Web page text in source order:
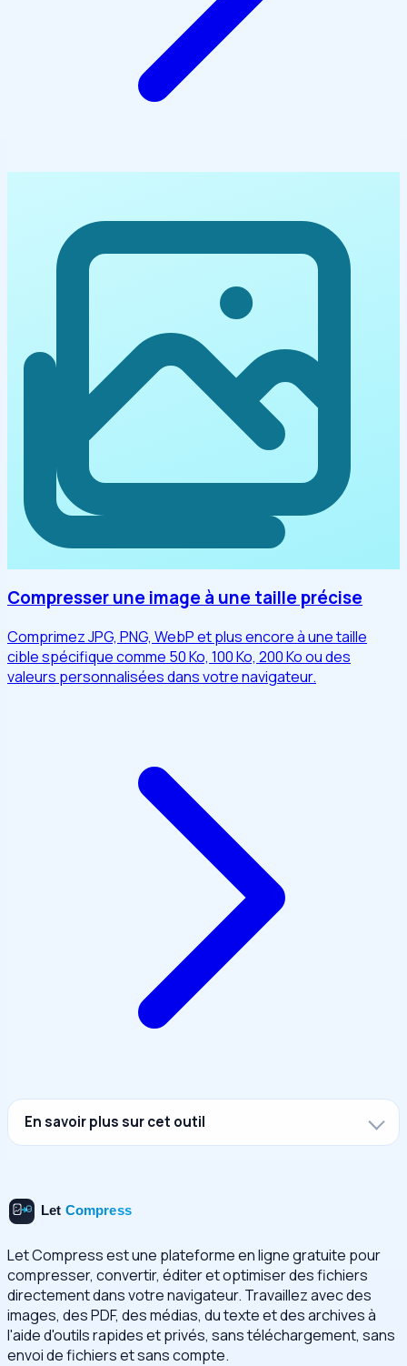
Compresser une image à une taille précise
Comprimez JPG, PNG, WebP et plus encore à une taille
cible spécifique comme 50 Ko, 100 Ko, 200 Ko ou des
valeurs personnalisées dans votre navigateur.
En savoir plus sur cet outil
Let Compress est une plateforme en ligne gratuite pour
compresser, convertir, éditer et optimiser des fichiers
directement dans votre navigateur. Travaillez avec des
images, des PDF, des médias, du texte et des archives à
l'aide d'outils rapides et privés, sans téléchargement, sans
envoi de fichiers et sans compte.